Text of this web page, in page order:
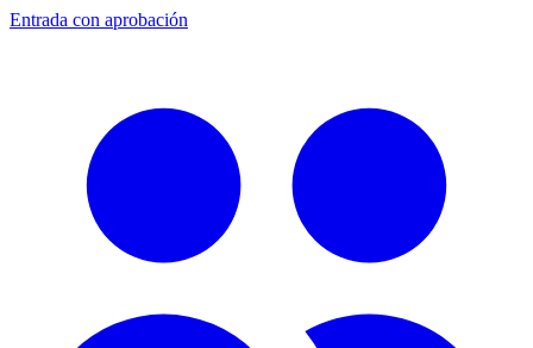
Entrada con aprobación